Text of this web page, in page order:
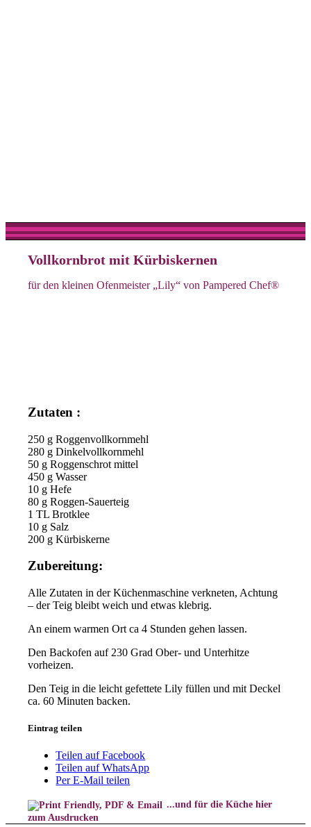
Vollkornbrot mit Kürbiskernen
für den kleinen Ofenmeister „Lily“ von Pampered Chef®
Zutaten :
250 g Roggenvollkornmehl
280 g Dinkelvollkornmehl
50 g Roggenschrot mittel
450 g Wasser
10 g Hefe
80 g Roggen-Sauerteig
1 TL Brotklee
10 g Salz
200 g Kürbiskerne
Zubereitung:
Alle Zutaten in der Küchenmaschine verkneten, Achtung
– der Teig bleibt weich und etwas klebrig.
An einem warmen Ort ca 4 Stunden gehen lassen.
Den Backofen auf 230 Grad Ober- und Unterhitze
vorheizen.
Den Teig in die leicht gefettete Lily füllen und mit Deckel
ca. 60 Minuten backen.
Eintrag teilen
Teilen auf Facebook
Teilen auf WhatsApp
Per E-Mail teilen
...und für die Küche hier
zum Ausdrucken